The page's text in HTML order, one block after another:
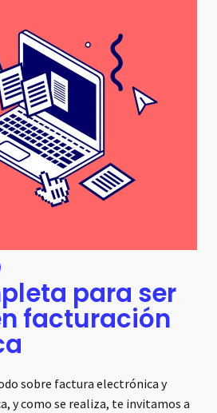
para ser
facturación
sobre factura electrónica y
y como se realiza, te invitamos a